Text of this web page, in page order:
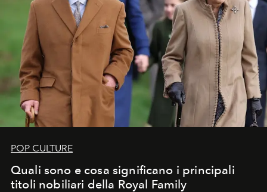
POP CULTURE
Quali sono e cosa significano i principali
titoli nobiliari della Royal Family